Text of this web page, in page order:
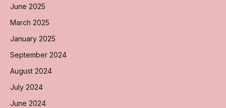
June 2025
March 2025
January 2025
September 2024
August 2024
July 2024
June 2024